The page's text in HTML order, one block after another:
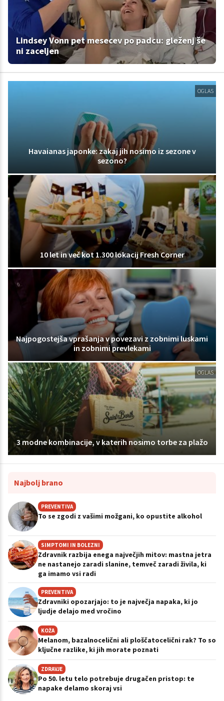
Lindsey Vonn pet mesecev po padcu: gleženj še
ni zaceljen
OGLAS
Havaianas japonke: zakaj jih nosimo iz sezone v
sezono?
10 let in več kot 1.300 lokacij Fresh Corner
Najpogostejša vprašanja v povezavi z zobnimi luskami
in zobnimi prevlekami
OGLAS
3 modne kombinacije, v katerih nosimo torbe za plažo
Najbolj brano
PREVENTIVA
To se zgodi z vašimi možgani, ko opustite alkohol
SIMPTOMI IN BOLEZNI
Zdravnik razbija enega največjih mitov: mastna jetra
ne nastanejo zaradi slanine, temveč zaradi živila, ki
ga imamo vsi radi
PREVENTIVA
Zdravniki opozarjajo: to je največja napaka, ki jo
ljudje delajo med vročino
KOŽA
Melanom, bazalnocelični ali ploščatocelični rak? To so
ključne razlike, ki jih morate poznati
ZDRAVJE
Po 50. letu telo potrebuje drugačen pristop: te
napake delamo skoraj vsi